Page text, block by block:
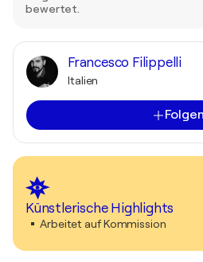
bewertet.
Francesco Filippelli
Italien
Folgen
Künstlerische Highlights
Arbeitet auf Kommission